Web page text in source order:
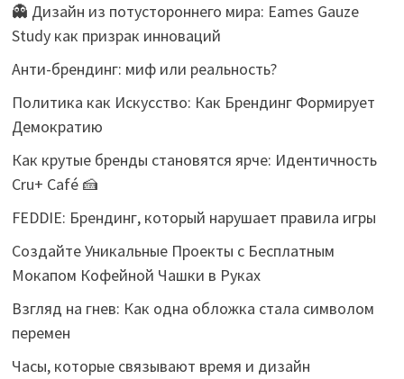
👻 Дизайн из потустороннего мира: Eames Gauze
Study как призрак инноваций
Анти-брендинг: миф или реальность?
Политика как Искусство: Как Брендинг Формирует
Демократию
Как крутые бренды становятся ярче: Идентичность
Cru+ Café 🍰
FEDDIE: Брендинг, который нарушает правила игры
Создайте Уникальные Проекты с Бесплатным
Мокапом Кофейной Чашки в Руках
Взгляд на гнев: Как одна обложка стала символом
перемен
Часы, которые связывают время и дизайн